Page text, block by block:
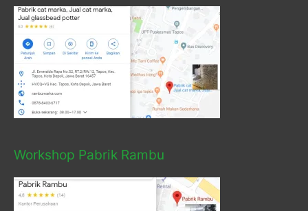
Workshop Pabrik Rambu